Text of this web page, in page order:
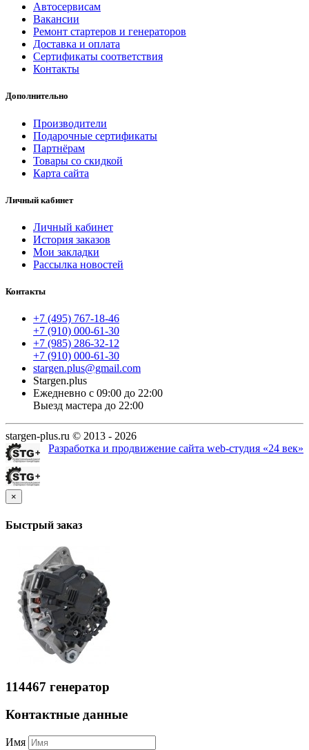
Автосервисам
Вакансии
Ремонт стартеров и генераторов
Доставка и оплата
Сертификаты соответствия
Контакты
Дополнительно
Производители
Подарочные сертификаты
Партнёрам
Товары со скидкой
Карта сайта
Личный кабинет
Личный кабинет
История заказов
Мои закладки
Рассылка новостей
Контакты
+7 (495) 767-18-46
+7 (910) 000-61-30
+7 (985) 286-32-12
+7 (910) 000-61-30
stargen.plus@gmail.com
Stargen.plus
Ежедневно с 09:00 до 22:00
Выезд мастера до 22:00
stargen-plus.ru © 2013 - 2026
Разработка и продвижение сайта web-студия «24 век»
×
Быстрый заказ
114467 генератор
Контактные данные
Имя